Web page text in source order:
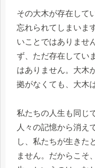
その大木が存在して
忘れられてしまいま
いことではありませ
ず、ただ存在してい
はありません。大木
拠がなくても、大木
私たちの人生も同じ
人々の記憶から消え
し、私たちが生きた
ません。だからこそ